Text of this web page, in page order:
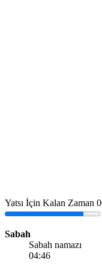
Yatsı İçin Kalan Zaman
Sabah
Sabah namazı
04:46